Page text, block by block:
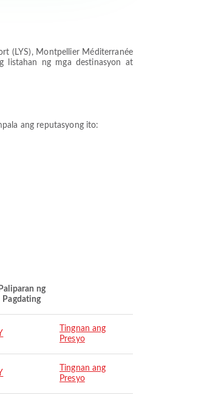
(LYS), Montpellier Méditerranée
listahan ng mga destinasyon at
ang reputasyong ito:
Paliparan ng
Pagdating
Tingnan ang
Presyo
Tingnan ang
Presyo